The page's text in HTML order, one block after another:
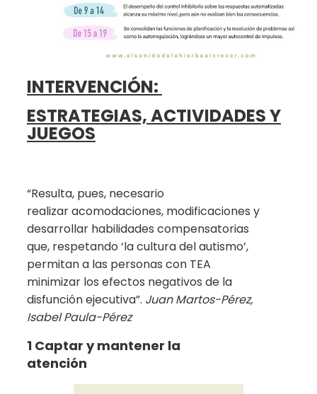
INTERVENCIÓN:
ESTRATEGIAS, ACTIVIDADES Y
JUEGOS
“Resulta, pues, necesario
realizar acomodaciones, modificaciones y
desarrollar habilidades compensatorias
que, respetando ‘la cultura del autismo’,
permitan a las personas con TEA
minimizar los efectos negativos de la
disfunción ejecutiva”. Juan Martos-Pérez,
Isabel Paula-Pérez
1 Captar y mantener la
atención